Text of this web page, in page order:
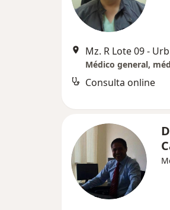
Médico general,
Consulta online